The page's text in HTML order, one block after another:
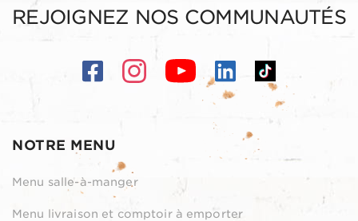
NOTRE MENU
Menu salle-à-manger
Menu livraison et comptoir à emporter
REJOIGNEZ NOS COMMUNAUTÉS